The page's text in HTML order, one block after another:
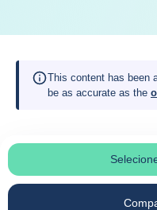
This content has been
be as accurate as the